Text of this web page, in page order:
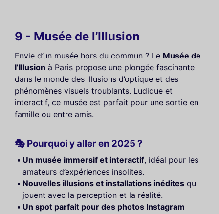
9 - Musée de l’Illusion
Envie d’un musée hors du commun ? Le Musée de
l’Illusion à Paris propose une plongée fascinante
dans le monde des illusions d’optique et des
phénomènes visuels troublants. Ludique et
interactif, ce musée est parfait pour une sortie en
famille ou entre amis.
🎭 Pourquoi y aller en 2025 ?
Un musée immersif et interactif, idéal pour les
amateurs d’expériences insolites.
Nouvelles illusions et installations inédites qui
jouent avec la perception et la réalité.
Un spot parfait pour des photos Instagram